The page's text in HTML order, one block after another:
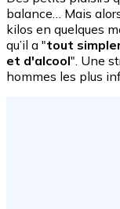
balance… Mais
kilos en quelques
qu’il a "tout
et d'alcool". Une
hommes les plus